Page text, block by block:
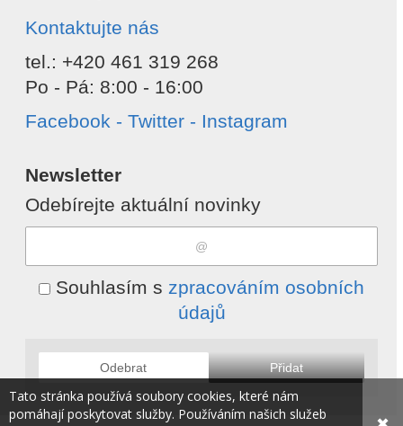
Kontaktujte nás
tel.: +420 461 319 268
Po - Pá: 8:00 - 16:00
Facebook - Twitter - Instagram
Newsletter
Odebírejte aktuální novinky
Souhlasím s zpracováním osobních
údajů
Odebrat Přidat
Tato stránka používá soubory cookies, které nám
pomáhají poskytovat služby. Používáním našich služeb